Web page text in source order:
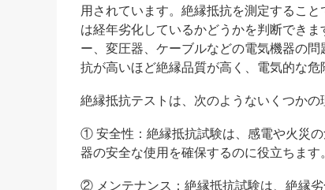
用されています。絶縁抵抗を測定するこ
は経年劣化しているかどうかを判断でき
ー、変圧器、ケーブルなどの電気機器の
抗が高いほど絶縁品質が高く、電気的な危
絶縁抵抗テストは、次のようないくつかの
① 安全性：絶縁抵抗試験は、感電や火災
器の安全な使用を確保するのに役立ちます。
② メンテナンス：絶縁抵抗試験は、絶縁